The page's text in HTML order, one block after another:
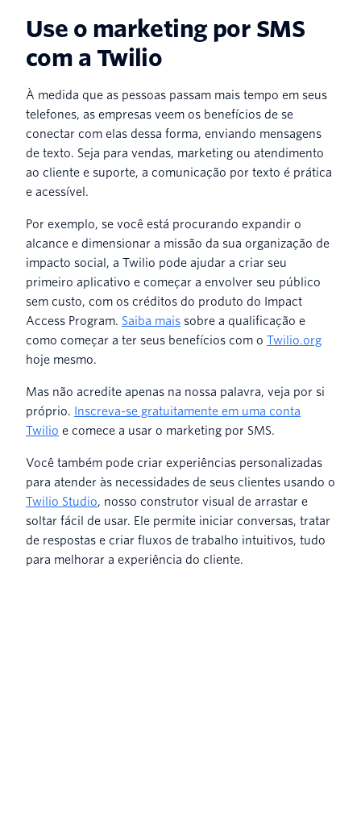
Use o marketing por SMS
com a Twilio
À medida que as pessoas passam mais tempo em seus
telefones, as empresas veem os benefícios de se
conectar com elas dessa forma, enviando mensagens
de texto. Seja para vendas, marketing ou atendimento
ao cliente e suporte, a comunicação por texto é prática
e acessível.
Por exemplo, se você está procurando expandir o
alcance e dimensionar a missão da sua organização de
impacto social, a Twilio pode ajudar a criar seu
primeiro aplicativo e começar a envolver seu público
sem custo, com os créditos do produto do Impact
Access Program. Saiba mais sobre a qualificação e
como começar a ter seus benefícios com o Twilio.org
hoje mesmo.
Mas não acredite apenas na nossa palavra, veja por si
próprio.
Inscreva-se gratuitamente em uma conta
Twilio e comece a usar o marketing por SMS.
Você também pode criar experiências personalizadas
para atender às necessidades de seus clientes usando o
Twilio Studio, nosso construtor visual de arrastar e
soltar fácil de usar. Ele permite iniciar conversas, tratar
de respostas e criar fluxos de trabalho intuitivos, tudo
para melhorar a experiência do cliente.